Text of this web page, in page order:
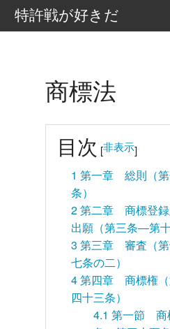
特許戦が好きだ
検索
商標法
目次 [非表示]
1 第一章 総則（
条）
2第二章 商標登録
出願（第三条―第十
3 第三章 審査（
七条の二）
4第四章 商標権
四十三条）
4.1 第一節 商